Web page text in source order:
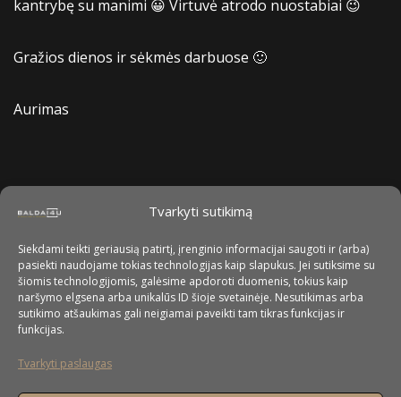
Tvarkyti sutikimą
Siekdami teikti geriausią patirtį, įrenginio informacijai saugoti ir (arba)
pasiekti naudojame tokias technologijas kaip slapukus. Jei sutiksime su
šiomis technologijomis, galėsime apdoroti duomenis, tokius kaip
naršymo elgsena arba unikalūs ID šioje svetainėje. Nesutikimas arba
sutikimo atšaukimas gali neigiamai paveikti tam tikras funkcijas ir
funkcijas.
Tvarkyti paslaugas
kantrybę su manimi 😀 Virtuvė atrodo nuostabiai 😉
Gražios dienos ir sėkmės darbuose 🙂
Aurimas